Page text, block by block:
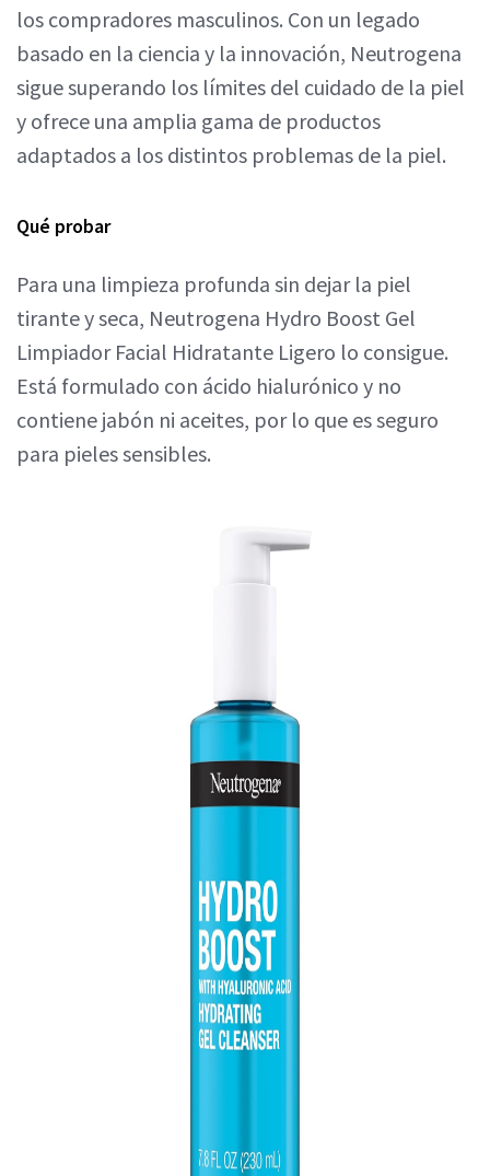
los compradores masculinos. Con un legado
basado en la ciencia y la innovación, Neutrogena
sigue superando los límites del cuidado de la piel
y ofrece una amplia gama de productos
adaptados a los distintos problemas de la piel.
Qué probar
Para una limpieza profunda sin dejar la piel
tirante y seca, Neutrogena Hydro Boost Gel
Limpiador Facial Hidratante Ligero lo consigue.
Está formulado con ácido hialurónico y no
contiene jabón ni aceites, por lo que es seguro
para pieles sensibles.